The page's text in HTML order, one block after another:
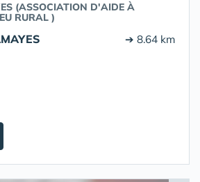
(ASSOCIATION D'AIDE À
RURAL )
➔ 8.64 km